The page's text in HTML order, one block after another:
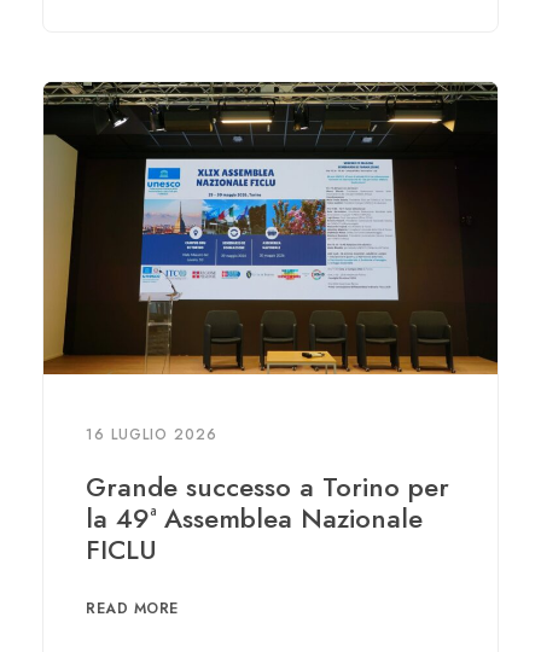
16 LUGLIO 2026
Grande successo a Torino per
la 49ª Assemblea Nazionale
FICLU
READ MORE